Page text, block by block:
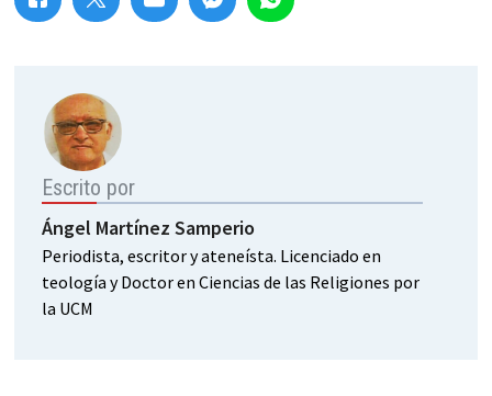
Escrito por
Ángel Martínez Samperio
Periodista, escritor y ateneísta. Licenciado en
teología y Doctor en Ciencias de las Religiones por
la UCM